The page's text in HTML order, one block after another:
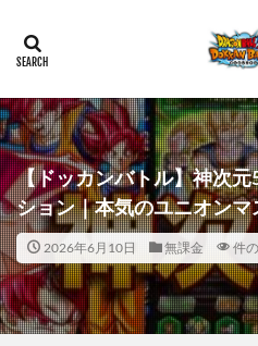
【ドッカンバトル】神次
ション｜本気のユニオンマ
2026年6月10日 無課金 件